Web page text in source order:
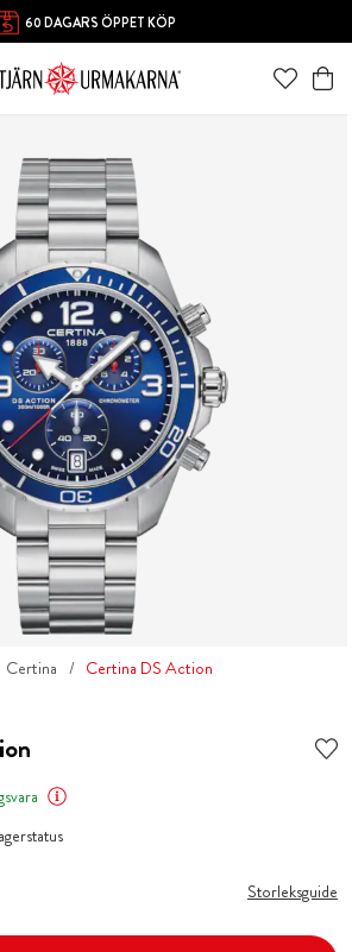
60 DAGARS ÖPPET KÖP
Certina Certina DS Action
Storleksguide